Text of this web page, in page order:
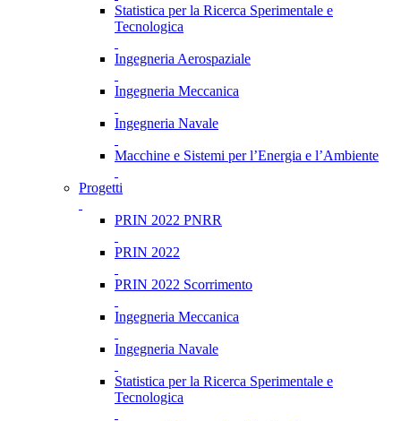
Statistica per la Ricerca Sperimentale e
Tecnologica
Ingegneria Aerospaziale
Ingegneria Meccanica
Ingegneria Navale
Macchine e Sistemi per l’Energia e l’Ambiente
Progetti
PRIN 2022 PNRR
PRIN 2022
PRIN 2022 Scorrimento
Ingegneria Meccanica
Ingegneria Navale
Statistica per la Ricerca Sperimentale e
Tecnologica